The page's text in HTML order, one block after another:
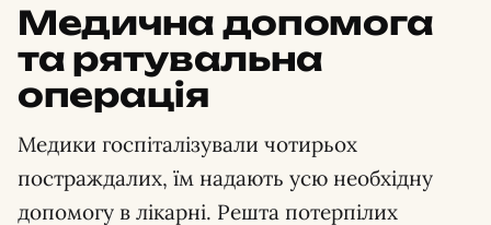
Медична допомога
та рятувальна
операція
Медики госпіталізували чотирьох
постраждалих, їм надають усю необхідну
допомогу в лікарні. Решта потерпілих